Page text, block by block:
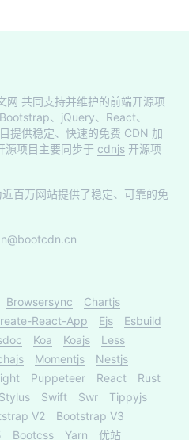
网 共同支持并维护的前端开源项
、jQuery、React、
提供稳定、快速的免费 CDN 加
源项目主要同步于 cdnjs 开源项
百万网站提供了稳定、可靠的免
Browsersync
Chartjs
React-App Ejs
Esbuild
Koa Koajs
Less
Momentjs
Nestjs
Puppeteer React
Rust
Stylus Swift Swr
Tippyjs
V2
Bootstrap V3
Bootcss Yarn 优站